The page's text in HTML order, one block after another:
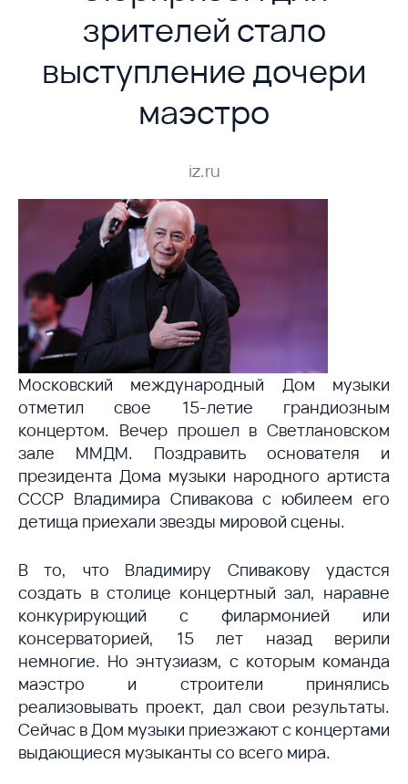
зрителей стало
выступление дочери
маэстро
iz.ru
Московский международный Дом музыки
отметил свое 15-летие грандиозным
концертом. Вечер прошел в Светлановском
зале ММДМ. Поздравить основателя и
президента Дома музыки народного артиста
СССР Владимира Спивакова с юбилеем его
детища приехали звезды мировой сцены.
В то, что Владимиру Спивакову удастся
создать в столице концертный зал, наравне
конкурирующий с филармонией или
консерваторией, 15 лет назад верили
немногие. Но энтузиазм, с которым команда
маэстро и строители принялись
реализовывать проект, дал свои результаты.
Сейчас в Дом музыки приезжают с концертами
выдающиеся музыканты со всего мира.